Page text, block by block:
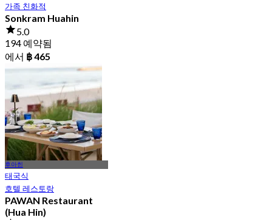
가족 친화적
Sonkram Huahin
5.0
194 예약됨
에서 ฿ 465
후아힌
태국식
호텔 레스토랑
PAWAN Restaurant
(Hua Hin)